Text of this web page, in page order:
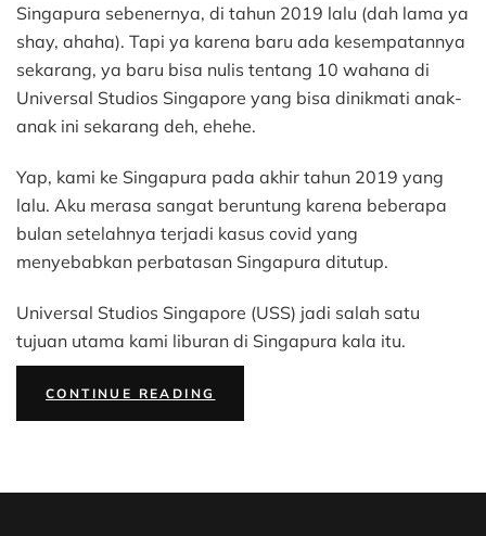
Universal
Studios
Singapore
untuk
Anak
Singapura sebenernya, di tahun 2019 lalu (dah lama ya
shay, ahaha). Tapi ya karena baru ada kesempatannya
sekarang, ya baru bisa nulis tentang 10 wahana di
Universal Studios Singapore yang bisa dinikmati anak-
anak ini sekarang deh, ehehe.
Yap, kami ke Singapura pada akhir tahun 2019 yang
lalu. Aku merasa sangat beruntung karena beberapa
bulan setelahnya terjadi kasus covid yang
menyebabkan perbatasan Singapura ditutup.
Universal Studios Singapore (USS) jadi salah satu
tujuan utama kami liburan di Singapura kala itu.
CONTINUE READINGWAHANA
STUDIOS